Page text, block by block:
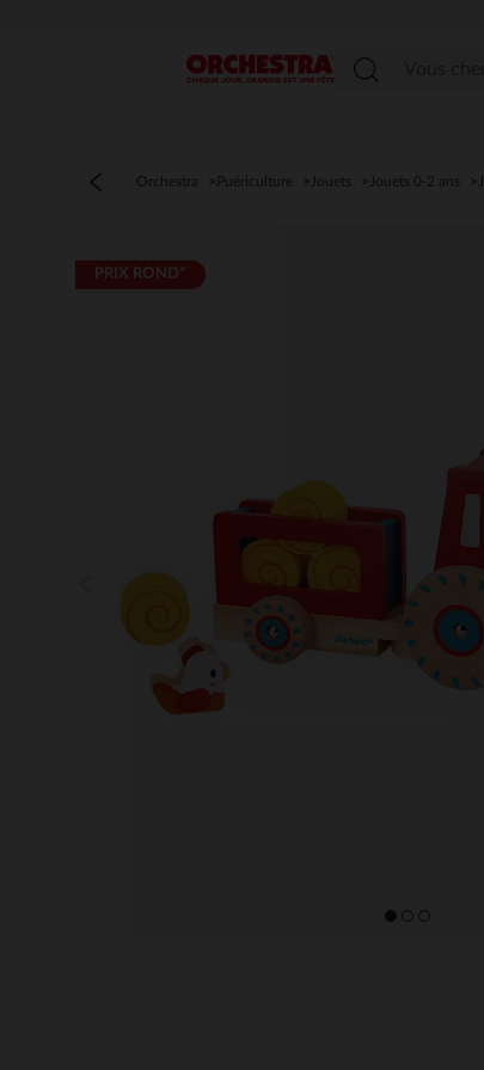
Menu
Orchestra Puériculture Jouets Jouets 0-2 ans
PRIX ROND*